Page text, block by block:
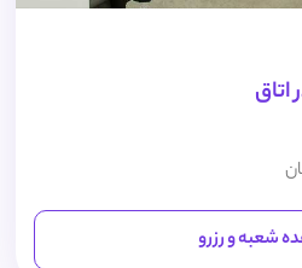
اتاق
شعبه و رزرو